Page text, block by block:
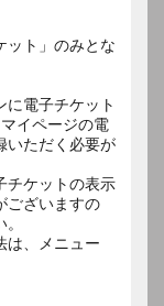
ット」のみとな
に電子チケット
イページの電
いただく必要が
チケットの表示
ございますの
は、メニュー